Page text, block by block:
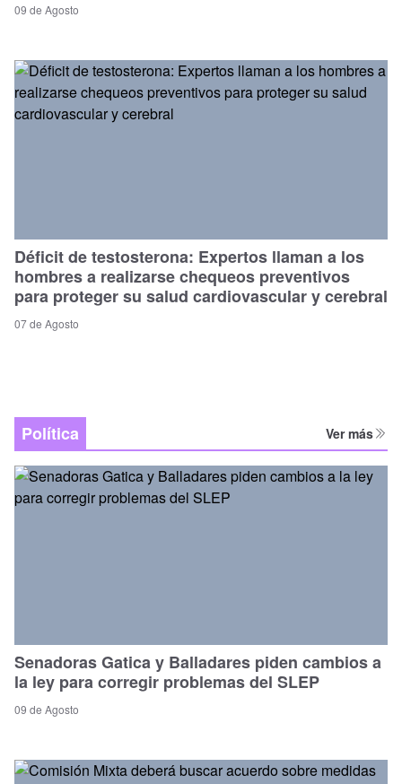
09 de Agosto
Déficit de testosterona: Expertos llaman a los
hombres a realizarse chequeos preventivos
para proteger su salud cardiovascular y cerebral
07 de Agosto
Política Ver más
Senadoras Gatica y Balladares piden cambios a
la ley para corregir problemas del SLEP
09 de Agosto